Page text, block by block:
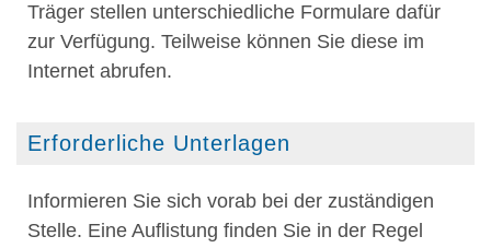
Träger stellen unterschiedliche Formulare dafür
zur Verfügung. Teilweise können Sie diese im
Internet abrufen.
Erforderliche Unterlagen
Informieren Sie sich vorab bei der zuständigen
Stelle. Eine Auflistung finden Sie in der Regel